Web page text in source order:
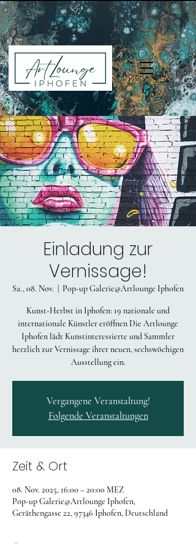
Einladung zur
Vernissage!
Sa., 08. Nov. Pop-up Galerie@Artlounge Iphofen
Kunst-Herbst in Iphofen: 19 nationale und
internationale Künstler eröffnen Die Artlounge
Iphofen lädt Kunstinteressierte und Sammler
herzlich zur Vernissage ihrer neuen, sechswöchigen
Vergangene Veranstaltung!
Folgende Veranstaltungen
Zeit & Ort
08. Nov. 2025, 16:00 – 20:00 MEZ
Pop-up Galerie@Artlounge Iphofen,
Geräthengasse 22, 97346 Iphofen, Deutschland